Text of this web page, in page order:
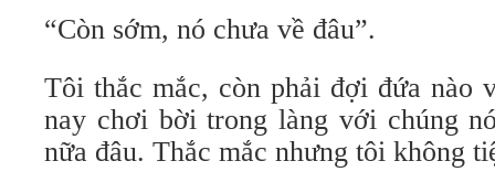
“Còn sớm, nó chưa về đâu”.
Tôi thắc mắc, còn phải đợi đứa nào
nay chơi bời trong làng với chúng
nữa đâu. Thắc mắc nhưng tôi không